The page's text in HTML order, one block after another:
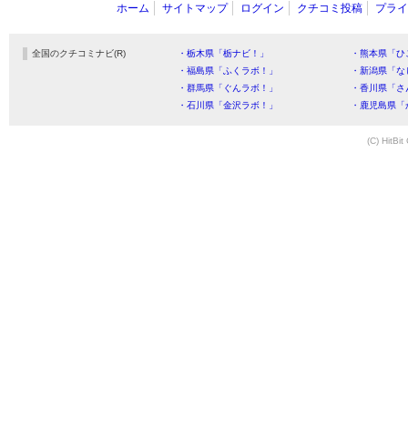
ホーム サイトマップ ログイン クチコミ投稿 プラ
全国のクチコミナビ(R) ・栃木県「栃ナビ！」
・熊本県「
・福島県「ふくラボ！」
・新潟県「
・群馬県「ぐんラボ！」
・香川県「
・石川県「金沢ラボ！」
・鹿児島県
(C) HitBit